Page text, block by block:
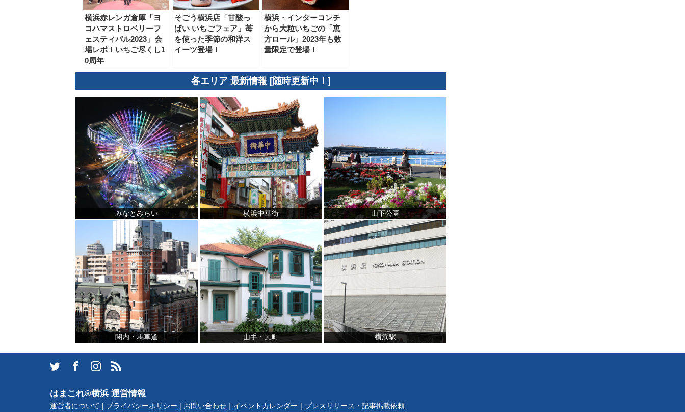
横浜赤レンガ倉庫「ヨ
コハマストロベリーフ
ェスティバル2023」会
場レポ！いちご尽くし1
0周年
そごう横浜店「甘酸っ
ぱい いちごフェア」苺
を使った季節の和洋ス
イーツ登場！
横浜・インターコンチ
から大粒いちごの「恵
方ロール」2023年も数
量限定で登場！
各エリア 最新情報 [随時更新中！]
みなとみらい 横浜中華街 山下公園
関内・馬車道 山手・元町 横浜駅
はまこれ®横浜 運営情報
運営者について | プライバシーポリシー | お問い合わせ ｜ イベントカレンダー ｜ プレスリリース・記事掲載依頼